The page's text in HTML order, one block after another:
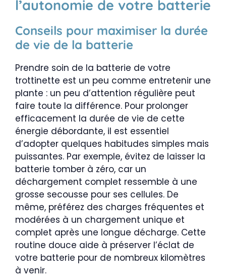
l’autonomie de votre batterie
Conseils pour maximiser la durée
de vie de la batterie
Prendre soin de la batterie de votre
trottinette est un peu comme entretenir une
plante : un peu d’attention régulière peut
faire toute la différence. Pour prolonger
efficacement la durée de vie de cette
énergie débordante, il est essentiel
d’adopter quelques habitudes simples mais
puissantes. Par exemple, évitez de laisser la
batterie tomber à zéro, car un
déchargement complet ressemble à une
grosse secousse pour ses cellules. De
même, préférez des charges fréquentes et
modérées à un chargement unique et
complet après une longue décharge. Cette
routine douce aide à préserver l’éclat de
votre batterie pour de nombreux kilomètres
à venir.